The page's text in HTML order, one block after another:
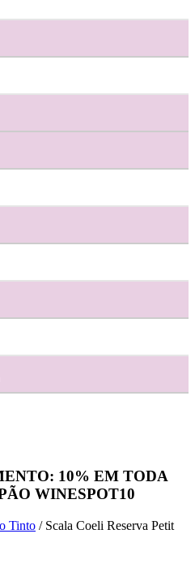
Interior
Bairrada
Alentejo
- Alentejo
Branco - Alentejo
Alentejo
Alentejo
10% EM TODA
WINESPOT10
Tinto / Scala Coeli Reserva Petit